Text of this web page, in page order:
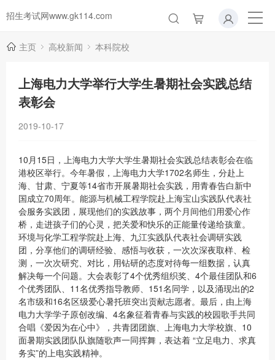
招生考试网www.gk114.com
主页 高校新闻 本科院校
上海电力大学举行大学生暑期社会实践总结
表彰会
2019-10-17
10月15日，上海电力大学大学生暑期社会实践总结表彰会在临
港校区举行。今年暑假，上海电力大学1702名师生，分赴上
海、甘肃、宁夏等14省市开展暑期社会实践，用青春告白新中
国成立70周年。能源与机械工程学院赴上海宝山实践队代表社
会服务实践团，展现他们的实践故事，两个月间他们用爱心作
桥，走进孩子们的心灵，把关爱和快乐的正能量传递给孩童。
环境与化学工程学院赴上海、九江实践队代表社会调研实践
团，分享他们的调研经验、感悟与收获，一次次深夜取样、检
测，一次次研究、对比，用钻研的态度对待每一组数据，认真
解决每一个问题。大会表彰了4个优秀组织奖、4个最佳团队和6
个优秀团队、11名优秀指导教师、151名同学，以及涌现出的2
名市级和16名区级爱心暑托班突出贡献志愿者。最后，由上海
电力大学学子原创改编、4名象征着青春与实践的校园歌手共同
合唱《爱因为在心中》，共青团团旗、上海电力大学校旗、10
面暑期实践团队队旗随歌声一同挥舞，表达着 “立足电力、求真
务实”的上电实践精神。